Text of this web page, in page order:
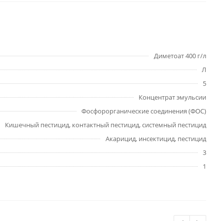
Диметоат 400 г/л
Л
5
Концентрат эмульсии
Фосфорорганические соединения (ФОС)
Кишечный пестицид, контактный пестицид, системный пестицид
Акарицид, инсектицид, пестицид
3
1